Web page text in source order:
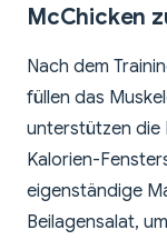
McChicken
Nach dem
füllen das
unterstützen die
Kalorien-
eigenständige
Beilagensalat,